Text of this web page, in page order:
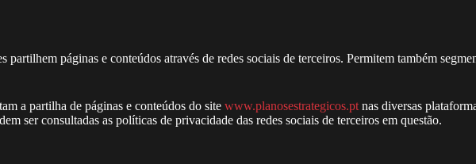
páginas e conteúdos através de redes sociais de terceiros. Permitem também
a partilha de páginas e conteúdos do sitewww.planosestrategicos.pt nas diversas
ser consultadas as políticas de privacidade das redes sociais de terceiros em questão.